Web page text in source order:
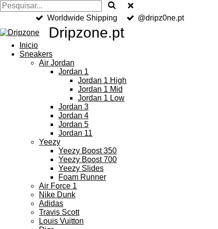
Worldwide Shipping @dripz0ne.pt
Dripzone.pt
Inicio
Sneakers
Air Jordan
Jordan 1
Jordan 1 High
Jordan 1 Mid
Jordan 1 Low
Jordan 3
Jordan 4
Jordan 5
Jordan 11
Yeezy
Yeezy Boost 350
Yeezy Boost 700
Yeezy Slides
Foam Runner
Air Force 1
Nike Dunk
Adidas
Travis Scott
Louis Vuitton